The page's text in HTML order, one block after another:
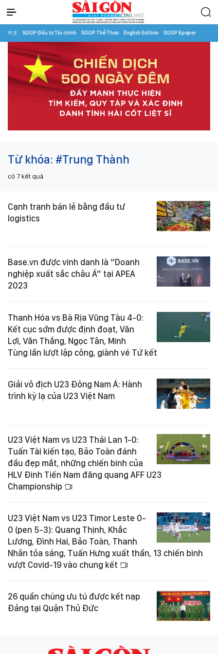
中文 SGGP Đầu tư Tài chính SGGP Thể Thao English Edition SGGP Epaper
Từ khóa: #Trung Thành
có 7 kết quả
Cạnh tranh bán lẻ bằng đầu tư
logistics
Base.vn được vinh danh là “Doanh
nghiệp xuất sắc châu Á” tại APEA
2023
Thanh Hóa vs Bà Rịa Vũng Tàu 4-0:
Kết cục sớm được định đoạt, Văn
Lợi, Văn Thắng, Ngọc Tân, Minh
Tùng lần lượt lập công, giành vé Tứ kết
Giải vô địch U23 Đông Nam Á: Hành
trình kỳ lạ của U23 Việt Nam
U23 Việt Nam vs U23 Thái Lan 1-0:
Tuấn Tài kiến tạo, Bảo Toàn đánh
đầu đẹp mắt, những chiến binh của
HLV Đinh Tiến Nam đăng quang AFF U23
Championship
U23 Việt Nam vs U23 Timor Leste 0-
0 (pen 5-3): Quang Thịnh, Khắc
Lương, Đình Hai, Bảo Toàn, Thanh
Nhân tỏa sáng, Tuấn Hưng xuất thần, 13 chiến binh
vượt Covid-19 vào chung kết
26 quần chúng ưu tú được kết nạp
Đảng tại Quận Thủ Đức